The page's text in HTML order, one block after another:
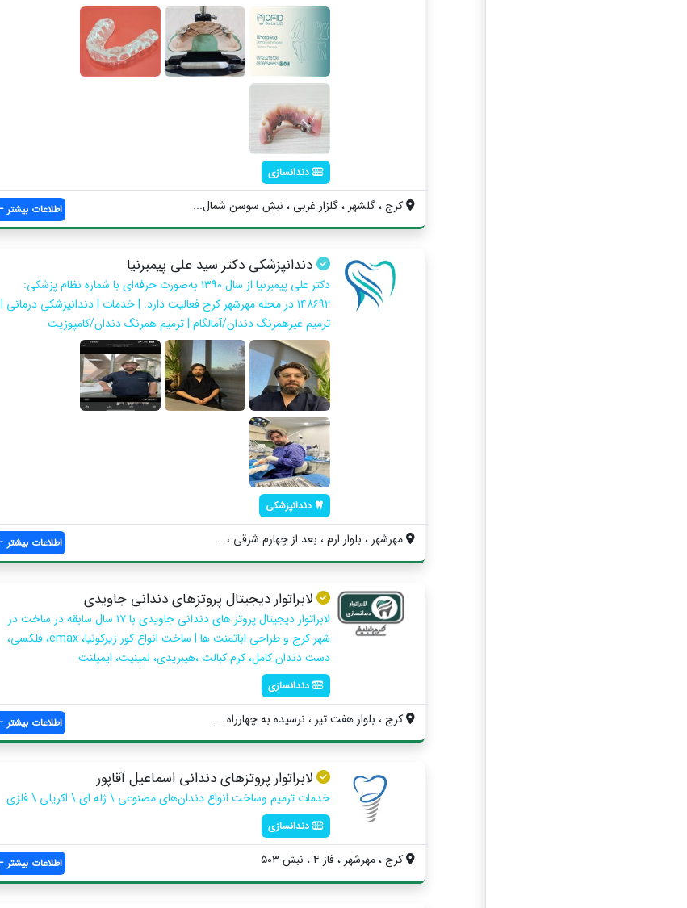
دندانسازی
کرج ، گلشهر ، گلزار غربی ، نبش سوسن شمال... اطلاعات بیشتر
دندانپزشکی دکتر سید علی پیمبرنیا
دکتر علی پیمبرنیا از سال ۱۳۹۰ به‌‌صورت حرفه‌ای با شماره نظام پزشکی:
۱۴۸۶۹۲ در محله مهرشهر کرج فعالیت دارد. | خدمات | دندانپزشکی درمانی |
ترمیم غیرهمرنگ دندان/آمالگام | ترمیم همرنگ دندان/کامپوزیت
دندانپزشکی
مهرشهر ، بلوار ارم ، بعد از چهارم شرقی ،... اطلاعات بیشتر
لابراتوار دیجیتال پروتزهای دندانی جاویدی
لابراتوار دیجیتال پروتز های دندانی جاویدی با ۱۷ سال سابقه در ساخت در
شهر کرج و طراحی اباتمنت ها | ساخت انواع کور زیرکونیا، emax، فلکسی،
دست دندان کامل، کرم کبالت ،هیبریدی، لمینیت، ایمپلنت
دندانسازی
کرج ، بلوار هفت تیر ، نرسیده به چهارراه ... اطلاعات بیشتر
لابراتوار پروتزهای دندانی اسماعیل آقاپور
خدمات ترمیم وساخت انواع دندان‌های مصنوعی \ ژله ای \ اکریلی \ فلزی
دندانسازی
کرج ، مهرشهر ، فاز ۴ ، نبش ۵۰۳ اطلاعات بیشتر